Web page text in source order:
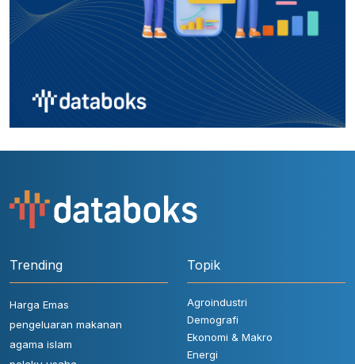
Trending
Harga Emas
pengeluaran makanan
agama islam
Topik
Agroindustri
Demografi
Ekonomi & Makro
Energi